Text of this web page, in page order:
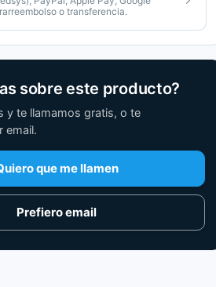
o transferencia.
sobre este producto?
y te llamamos gratis, o te
email.
que me llamen
Prefiero email